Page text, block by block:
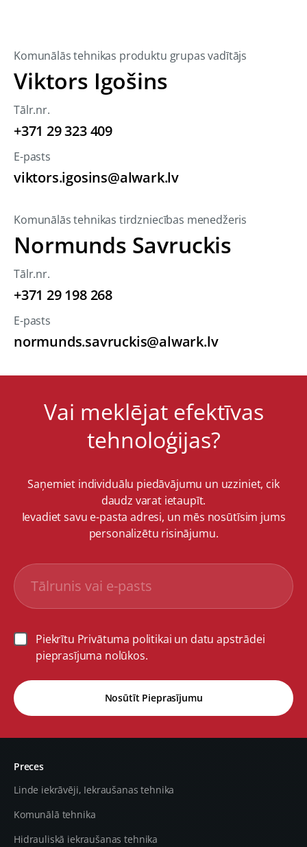
Komunālās tehnikas produktu grupas vadītājs
Viktors Igošins
Tālr.nr.
+371 29 323 409
E-pasts
viktors.igosins@alwark.lv
Komunālās tehnikas tirdzniecības menedžeris
Normunds Savruckis
Tālr.nr.
+371 29 198 268
E-pasts
normunds.savruckis@alwark.lv
Vai meklējat efektīvas
tehnoloģijas?
Saņemiet individuālu piedāvājumu un uzziniet, cik
daudz varat ietaupīt.
Ievadiet savu e-pasta adresi, un mēs nosūtīsim jums
personalizētu risinājumu.
Piekrītu Privātuma politikai un datu apstrādei
pieprasījuma nolūkos.
Nosūtīt Pieprasījumu
Preces
Linde iekrāvēji, Iekraušanas tehnika
Komunālā tehnika
Hidrauliskā iekraušanas tehnika